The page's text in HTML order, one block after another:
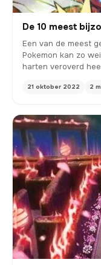
De 10 meest
Een van de meest
Pokemon kan zo
harten veroverd
21 oktober 2022 2